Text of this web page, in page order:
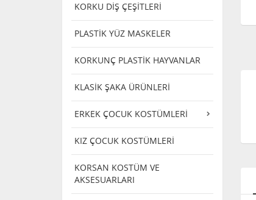
KORKU DİŞ ÇEŞİTLERİ
PLASTİK YÜZ MASKELER
KORKUNÇ PLASTİK HAYVANLAR
KLASİK ŞAKA ÜRÜNLERİ
ERKEK ÇOCUK KOSTÜMLERİ
KIZ ÇOCUK KOSTÜMLERİ
KORSAN KOSTÜM VE
AKSESUARLARI